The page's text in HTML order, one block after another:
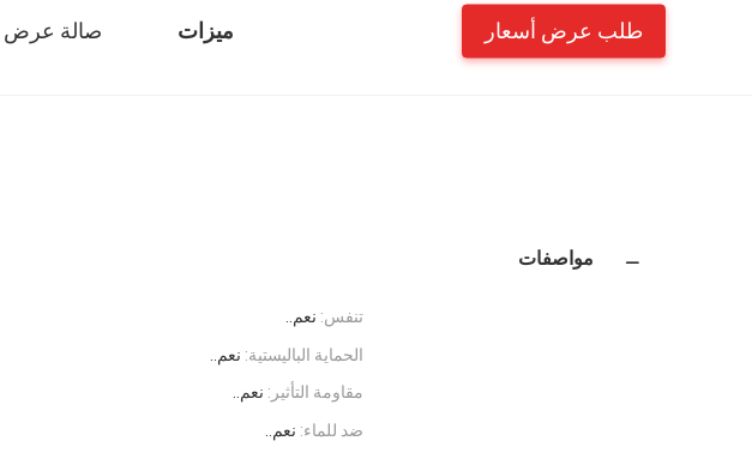
ميزات صالة عرض طلب عرض أسعار
مواصفات
تنفس: نعم..
الحماية الباليستية: نعم..
مقاومة التأثير: نعم..
ضد للماء: نعم..